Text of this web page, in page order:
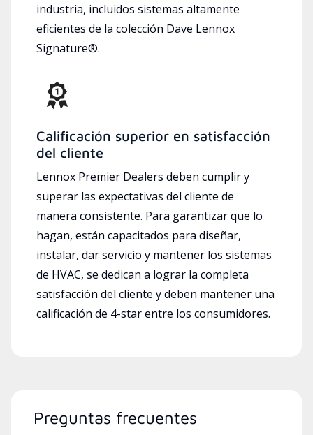
industria, incluidos sistemas altamente
eficientes de la colección Dave Lennox
Signature®.
Calificación superior en satisfacción
del cliente
Lennox Premier Dealers deben cumplir y
superar las expectativas del cliente de
manera consistente. Para garantizar que lo
hagan, están capacitados para diseñar,
instalar, dar servicio y mantener los sistemas
de HVAC, se dedican a lograr la completa
satisfacción del cliente y deben mantener una
calificación de 4-star entre los consumidores.
Preguntas frecuentes